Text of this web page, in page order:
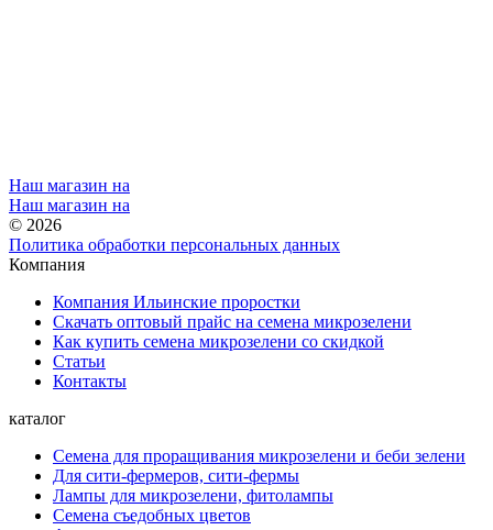
Наш магазин на
Наш магазин на
© 2026
Политика обработки персональных данных
Компания
Компания Ильинские проростки
Скачать оптовый прайс на семена микрозелени
Как купить семена микрозелени со скидкой
Статьи
Контакты
каталог
Семена для проращивания микрозелени и беби зелени
Для сити-фермеров, сити-фермы
Лампы для микрозелени, фитолампы
Семена съедобных цветов